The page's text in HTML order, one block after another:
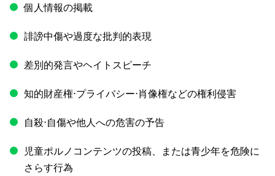
個人情報の掲載
誹謗中傷や過度な批判的表現
差別的発言やヘイトスピーチ
知的財産権⋅プライバシー⋅肖像権などの権利侵害
自殺⋅自傷や他人への危害の予告
児童ポルノコンテンツの投稿、または青少年を危険に
さらす行為